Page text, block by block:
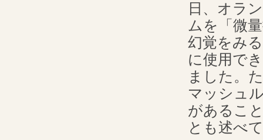
日、オラ
ムを「微
幻覚をみ
に使用で
ました。
マッシュ
があるこ
とも述べ